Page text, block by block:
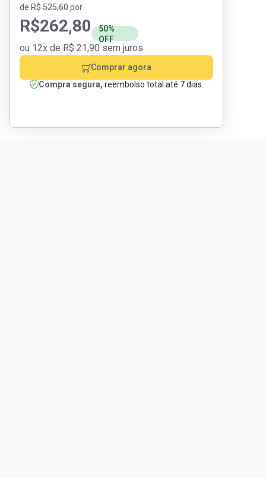
de R$ 525,60por
R$262,80
50%
OFF
ou 12x de R$ 21,90 sem juros
Comprar agora
Compra segura, reembolso total até 7 dias.